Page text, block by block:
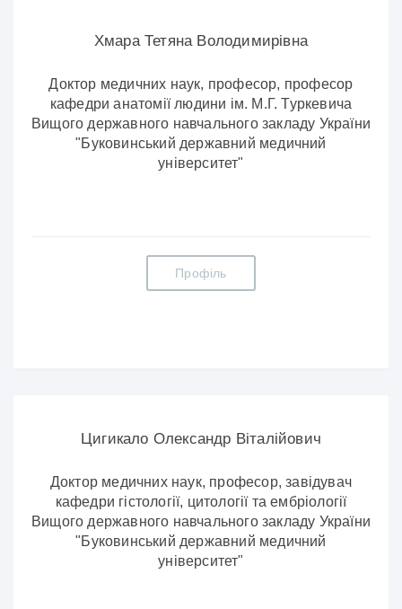
Хмара Тетяна Володимирівна
Доктор медичних наук, професор, професор
кафедри анатомії людини ім. М.Г. Туркевича
Вищого державного навчального закладу України
"Буковинський державний медичний
університет"
Профіль
Цигикало Олександр Віталійович
Доктор медичних наук, професор, завідувач
кафедри гістології, цитології та ембріології
Вищого державного навчального закладу України
"Буковинський державний медичний
університет"